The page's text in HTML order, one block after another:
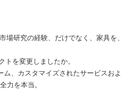
研究の経験、だけでなく、家具を、
を変更しましたか。
、カスタマイズされたサービスおよ
力を本当。